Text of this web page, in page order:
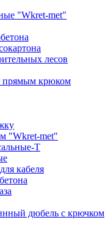
"Wkret-met"
лесов
прямым крюком
"Wkret-met"
Т
кабеля
дюбель с крючком